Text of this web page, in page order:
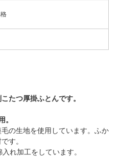
たつ厚掛ふとんです。
。
の生地を使用しています。ふか
す。
れ加工をしています。